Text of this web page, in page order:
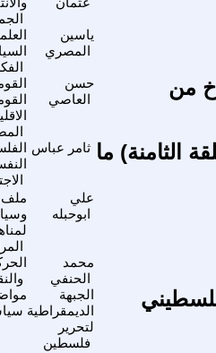
ياسين
المصري
حسن
العاصي
من
ثامر عباس الثامنة) ما
علي
ابوحبله
محمد
الحنفي
الجبهة
الديمقراطية
لتحرير
فلسطين